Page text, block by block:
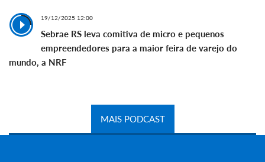
19/12/2025 12:00
Sebrae RS leva comitiva de micro e pequenos
empreendedores para a maior feira de varejo do
mundo, a NRF
MAIS PODCAST